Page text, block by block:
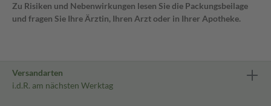
Zu Risiken und Nebenwirkungen lesen Sie die Packungsbeilage
und fragen Sie Ihre Ärztin, Ihren Arzt oder in Ihrer Apotheke.
Versandarten
i.d.R. am nächsten Werktag